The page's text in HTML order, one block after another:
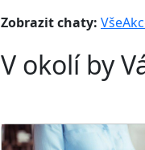
Zobrazit chaty: Vše
V okolí by